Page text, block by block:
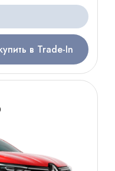
в Trade-In